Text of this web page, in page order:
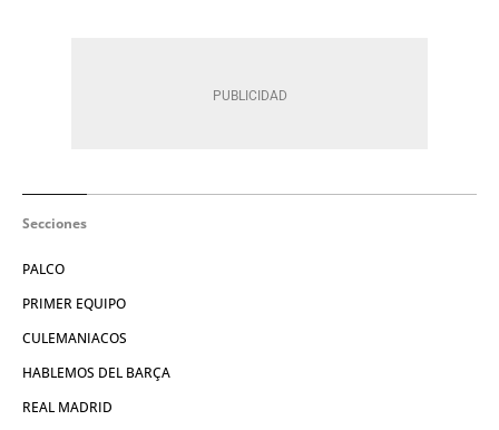
Secciones
PALCO
PRIMER EQUIPO
CULEMANIACOS
HABLEMOS DEL BARÇA
REAL MADRID